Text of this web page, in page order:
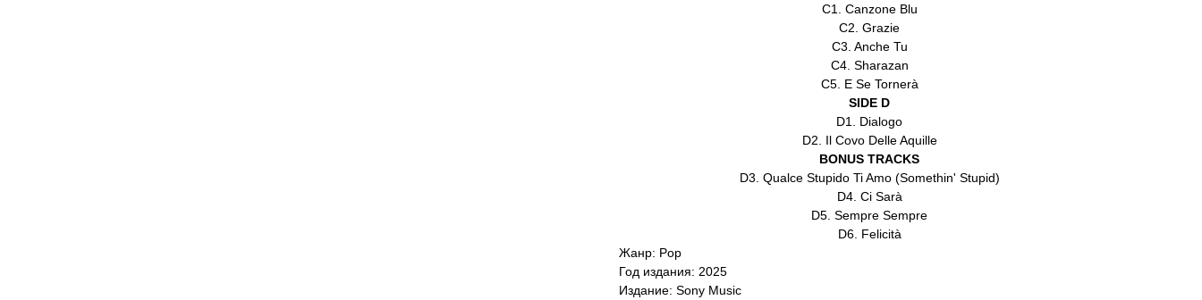
C1. Canzone Blu
C2. Grazie
C3. Anche Tu
C4. Sharazan
C5. E Se Tornerà
SIDE D
D1. Dialogo
D2. Il Covo Delle Aquille
BONUS TRACKS
D3. Qualce Stupido Ti Amo (Somethin' Stupid)
D4. Ci Sarà
D5. Sempre Sempre
D6. Felicità
Жанр: Pop
Год издания: 2025
Издание: Sony Music